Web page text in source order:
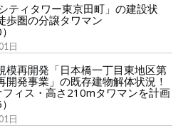
ティタワー東京田町」の建設状
歩圏の分譲タワマン
日
模再開発「日本橋一丁目東地区第
開発事業」の既存建物解体状況！
ィス・高さ210mタワマンを計画
日